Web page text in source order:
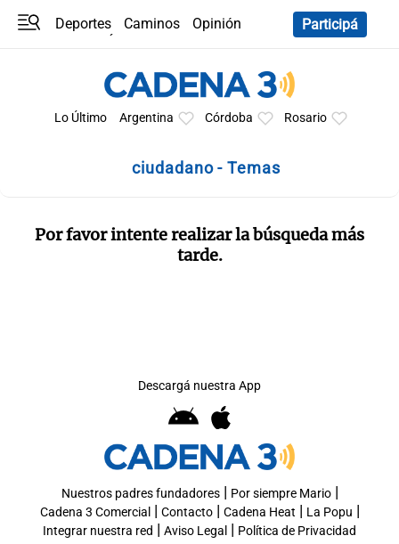
Deportes Caminos
Opinión
Participá
Lo Último Argentina Córdoba Rosario
ciudadano - Temas
Por favor intente realizar la búsqueda más
tarde.
Descargá nuestra App
Nuestros padres fundadores| Por siempre Mario|
Cadena 3 Comercial | Contacto| Cadena Heat | La Popu |
Integrar nuestra red | Aviso Legal | Política de Privacidad